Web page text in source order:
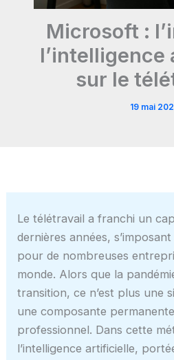
Microsoft :
sur le
19 mai
Le télétravail a franchi un
dernières années,
pour de nombreuses
monde. Alors que la
transition, ce n’est plus une
une composante
professionnel. Dans cette
l’intelligence artificielle,